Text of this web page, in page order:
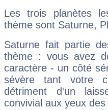
Les trois planètes
thème sont Saturne,
Saturne fait partie
thème : vous avez
caractère - un côté
sévère tant votre
détriment d'un
convivial aux yeux